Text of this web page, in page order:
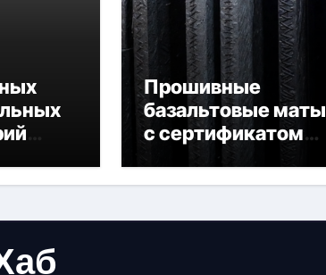
Прошивные
базальтовые маты
с сертификатом
негорючести